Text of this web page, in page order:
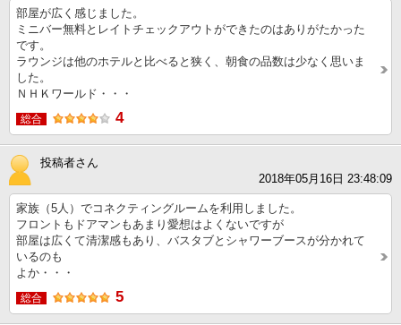
部屋が広く感じました。
ミニバー無料とレイトチェックアウトができたのはありがたかった
です。
ラウンジは他のホテルと比べると狭く、朝食の品数は少なく思いま
した。
ＮＨＫワールド・・・
総合 4
投稿者さん
2018年05月16日 23:48:09
家族（5人）でコネクティングルームを利用しました。
フロントもドアマンもあまり愛想はよくないですが
部屋は広くて清潔感もあり、バスタブとシャワーブースが分かれて
いるのも
よか・・・
総合 5